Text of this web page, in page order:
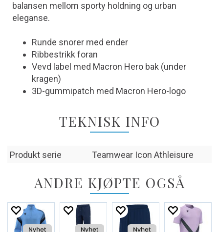
balansen mellom sporty holdning og urban
eleganse.
Runde snorer med ender
Ribbestrikk foran
Vevd label med Macron Hero bak (under
kragen)
3D-gummipatch med Macron Hero-logo
TEKNISK INFO
Produkt serie Teamwear Icon Athleisure
ANDRE KJØPTE OGSÅ